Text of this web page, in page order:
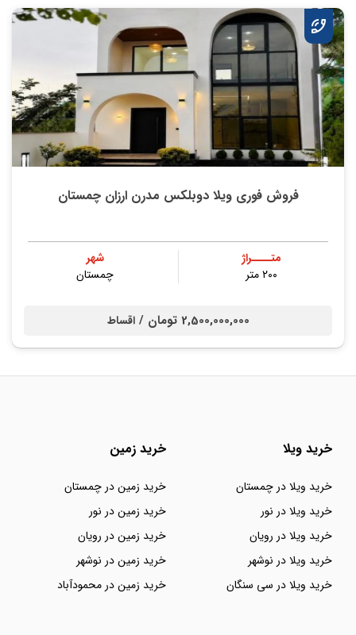
فروش فوری ویلا دوبلکس مدرن ارزان چمستان
متــــراژ
۲۰۰ متر
شهر
چمستان
2,500,000,000 تومان / اقساط
خرید ویلا
خرید ویلا در چمستان
خرید ویلا در نور
خرید ویلا در رویان
خرید ویلا در نوشهر
خرید ویلا در سی سنگان
خرید زمین
خرید زمین در چمستان
خرید زمین در نور
خرید زمین در رویان
خرید زمین در نوشهر
خرید زمین در محمودآباد